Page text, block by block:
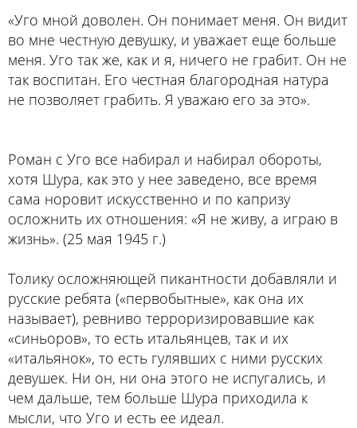
«Уго мной доволен. Он понимает меня. Он видит
во мне честную девушку, и уважает еще больше
меня. Уго так же, как и я, ничего не грабит. Он не
так воспитан. Его честная благородная натура
не позволяет грабить. Я уважаю его за это».
Роман с Уго все набирал и набирал обороты,
хотя Шура, как это у нее заведено, все время
сама норовит искусственно и по капризу
осложнить их отношения: «Я не живу, а играю в
жизнь». (25 мая 1945 г.)
Толику осложняющей пикантности добавляли и
русские ребята («первобытные», как она их
называет), ревниво терроризировавшие как
«синьоров», то есть итальянцев, так и их
«итальянок», то есть гулявших с ними русских
девушек. Ни он, ни она этого не испугались, и
чем дальше, тем больше Шура приходила к
мысли, что Уго и есть ее идеал.